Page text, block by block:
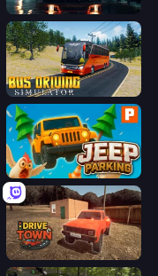
Driving School Simulator
Bus Driving Simulator
Jeep Parking 3D
DriveTown